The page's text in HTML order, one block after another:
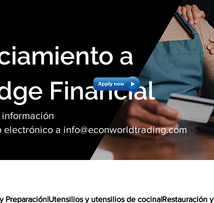
a
Financial
electrónico a info@econworldtrading.com
Preparación|Utensilios y utensilios de cocina|Restauración y